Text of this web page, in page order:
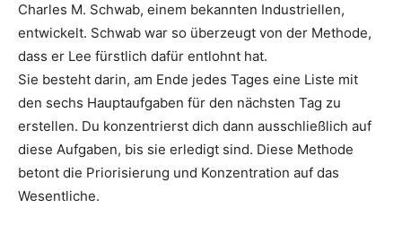
Charles M. Schwab, einem bekannten Industriellen,
entwickelt. Schwab war so überzeugt von der Methode,
dass er Lee fürstlich dafür entlohnt hat.
Sie besteht darin, am Ende jedes Tages eine Liste mit
den sechs Hauptaufgaben für den nächsten Tag zu
erstellen. Du konzentrierst dich dann ausschließlich auf
diese Aufgaben, bis sie erledigt sind. Diese Methode
betont die Priorisierung und Konzentration auf das
Wesentliche.